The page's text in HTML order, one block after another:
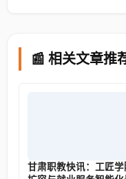
📰 相关文章推
甘肃职教快讯：工匠学